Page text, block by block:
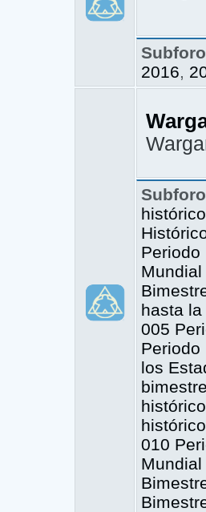
2016,
Periodo
hasta
005
Periodo
los
010